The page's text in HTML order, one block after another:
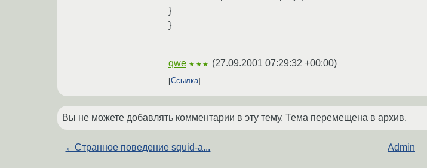
}
}
qwe ★★★ (27.09.2001 07:29:32 +00:00)
Ссылка
Вы не можете добавлять комментарии в эту тему. Тема перемещена в архив.
←Странное поведение squid-а... Admin